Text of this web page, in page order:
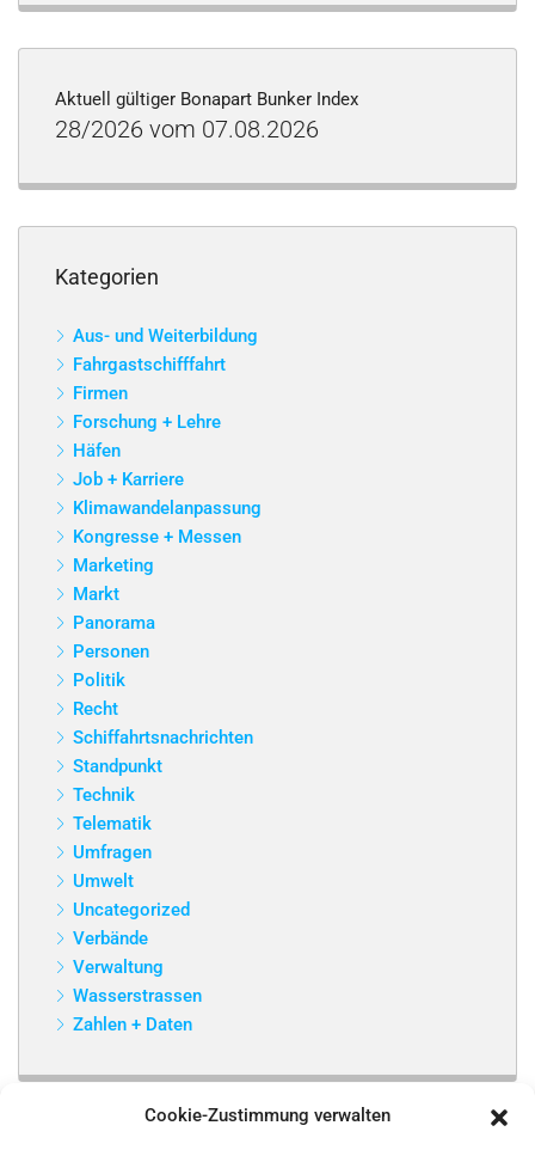
Cookie-Zustimmung verwalten
Aktuell gültiger Bonapart Bunker Index
28/2026 vom 07.08.2026
Kategorien
Aus- und Weiterbildung
Fahrgastschifffahrt
Firmen
Forschung + Lehre
Häfen
Job + Karriere
Klimawandelanpassung
Kongresse + Messen
Marketing
Markt
Panorama
Personen
Politik
Recht
Schiffahrtsnachrichten
Standpunkt
Technik
Telematik
Umfragen
Umwelt
Uncategorized
Verbände
Verwaltung
Wasserstrassen
Zahlen + Daten